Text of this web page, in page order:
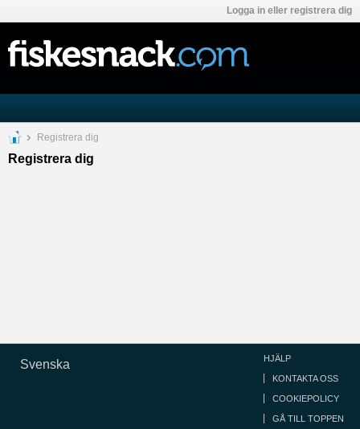
Logga in eller registrera dig
Registrera dig
Registrera dig
Svenska HJÄLP
KONTAKTA OSS
COOKIEPOLICY
GÅ TILL TOPPEN